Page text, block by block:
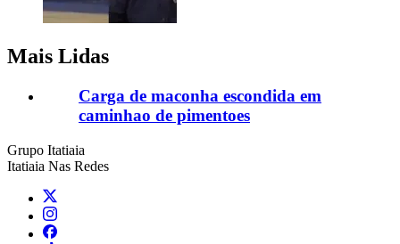
Mais Lidas
Carga de maconha escondida em
caminhao de pimentoes
Grupo Itatiaia
Itatiaia Nas Redes